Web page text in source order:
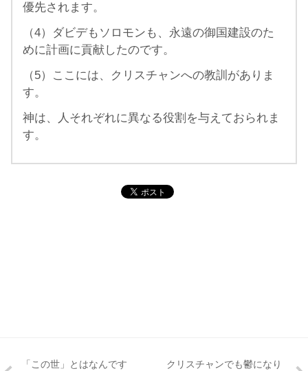
優先されます。
（4）ダビデもソロモンも、永遠の御国建設のた
めに計画に貢献したのです。
（5）ここには、クリスチャンへの教訓がありま
す。
神は、人それぞれに異なる役割を与えておられま
す。
「この世」とはなんです
クリスチャンでも鬱になり